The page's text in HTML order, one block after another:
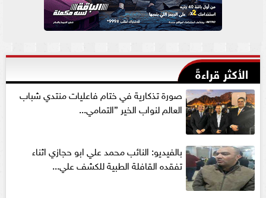
الأكثر قراءةً
صورة تذكارية في ختام فاعليات منتدي شباب
العالم لنواب الخير ”التمامي...
بالفيديو: النائب محمد علي ابو حجازي اثناء
تفقده القافلة الطبية للكشف علي...